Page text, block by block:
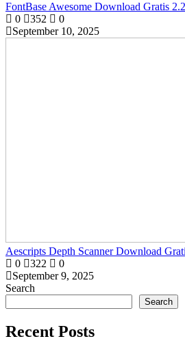
FontBase Awesome Download Gratis
0
352
0
September 10, 2025
Aescripts Depth Scanner Download
0
322
0
September 9, 2025
Search
Search
Recent Posts